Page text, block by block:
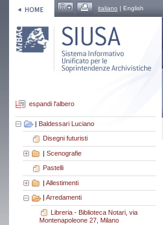
italiano | English
espandi l'albero
| Baldessari Luciano
Disegni futuristi
| Scenografie
Pastelli
| Allestimenti
Arredamenti
Libreria - Biblioteca Notari, via
Montenapoleone 27, Milano